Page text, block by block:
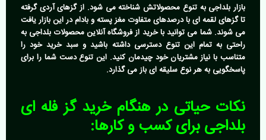
بازار بلداجی به تنوع محصولاتش شناخته می شود. از گزهای آردی گرفته
تا گزهای لقمه ای با درصدهای متفاوت مغز پسته و بادام در این بازار یافت
می شوند. شما می توانید با خرید ازفروشگاه آنلاین محصولات بلداجی به
راحتی به تمام این تنوع دسترسی داشته باشید و سبد خرید خود را
متناسب با نیاز مشتریان خود چیدمان کنید. این تنوع دست شما را برای
پاسخگویی به هر نوع سلیقه ای باز می گذارد.
نکات حیاتی در هنگامخرید گز فله ای
بلداجیبرای کسب و کارها: